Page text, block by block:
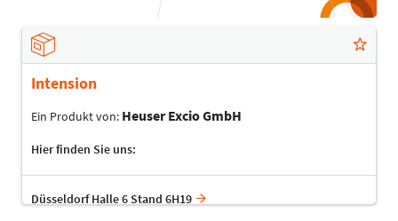
Intension
Ein Produkt von: Heuser Excio GmbH
Hier finden Sie uns:
Düsseldorf Halle 6 Stand 6H19